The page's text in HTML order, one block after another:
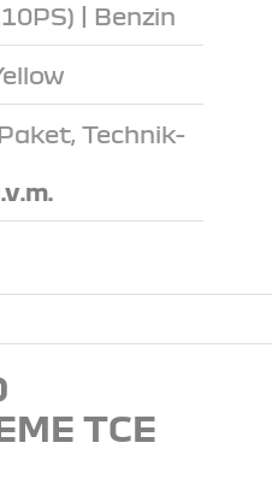
| Benzin
Technik-
TCE